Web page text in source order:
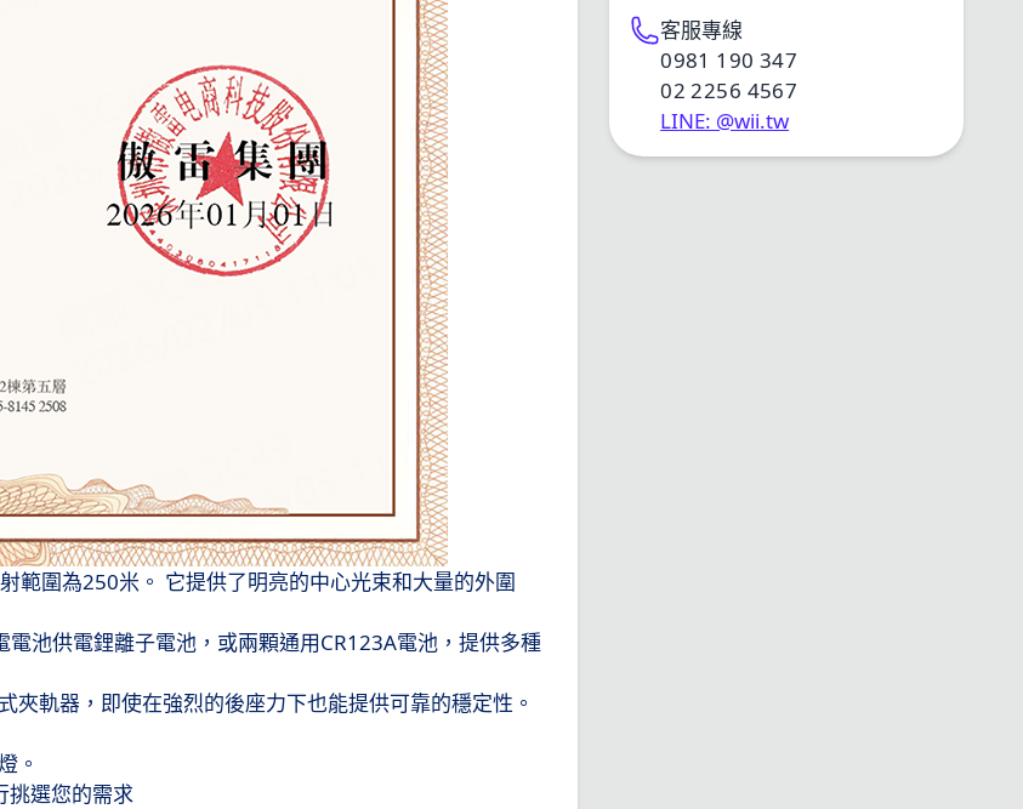
範圍為250米。 它提供了明亮的中心光束和大量的外圍
電池供電鋰離子電池，或兩顆通用CR123A電池，提供多種
軌器，即使在強烈的後座力下也能提供可靠的穩定性。
。
挑選您的需求
客服專線
0981 190 347
02 2256 4567
LINE: @wii.tw